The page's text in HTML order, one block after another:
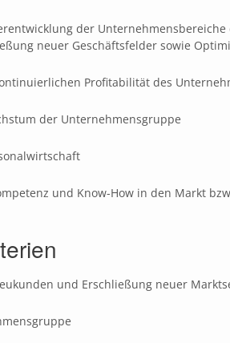
der
neuer Geschäftsfelder sowie
Profitabilität des
der Unternehmensgruppe
und Know-How in den Markt
und Erschließung neuer